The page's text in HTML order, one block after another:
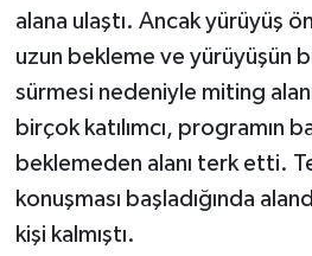
alana ulaştı. Ancak yürüyüş
uzun bekleme ve yürüyüşün
sürmesi nedeniyle miting
birçok katılımcı, programın
beklemeden alanı terk etti.
konuşması başladığında
kişi kalmıştı.